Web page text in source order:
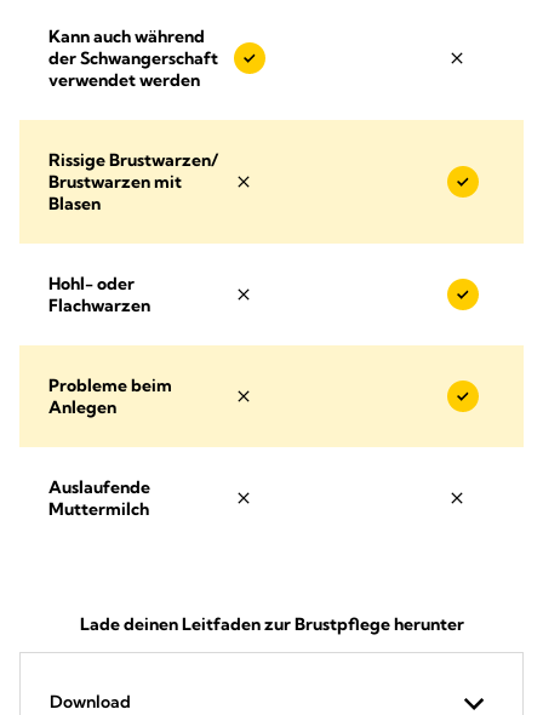
Kann auch während
der Schwangerschaft
verwendet werden
Rissige Brustwarzen/
Brustwarzen mit
Blasen
Hohl- oder
Flachwarzen
Probleme beim
Anlegen
Auslaufende
Muttermilch
Lade deinen Leitfaden zur Brustpflege herunter
Download